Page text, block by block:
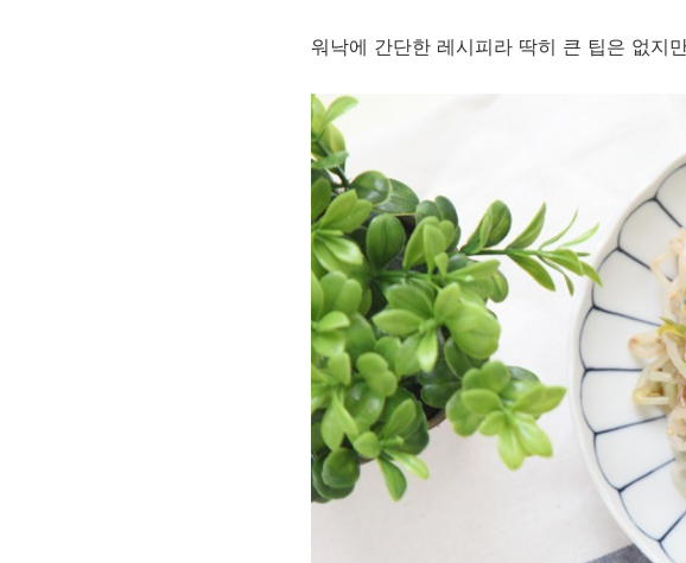
워낙에 간단한 레시피라 딱히 큰 팁은 없지